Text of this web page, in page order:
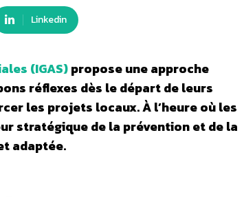
Linkedin
(IGAS)propose une approche
réflexes dès le départ de leurs
les projets locaux. À l’heure où les
stratégique de la prévention et de la
adaptée.